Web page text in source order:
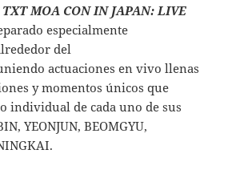
TXT MOA CON IN JAPAN: LIVE
especialmente
del
actuaciones en vivo llenas
y momentos únicos que
individual de cada uno de sus
YEONJUN, BEOMGYU,